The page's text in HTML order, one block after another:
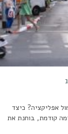
אפליקציה? כיצד
קודמת, בוחנת את